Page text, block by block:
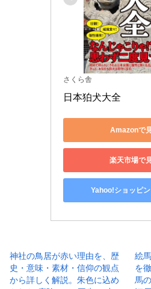
さくら舎
日本狛犬大全
Amazonで
楽天市場で
Yahoo!ショッピ
神社の鳥居が赤い理由を、歴
史・意味・素材・信仰の観点
から詳しく解説。朱色に込め
絵
を
馬